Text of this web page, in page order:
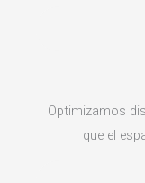
Optimizamos
que el